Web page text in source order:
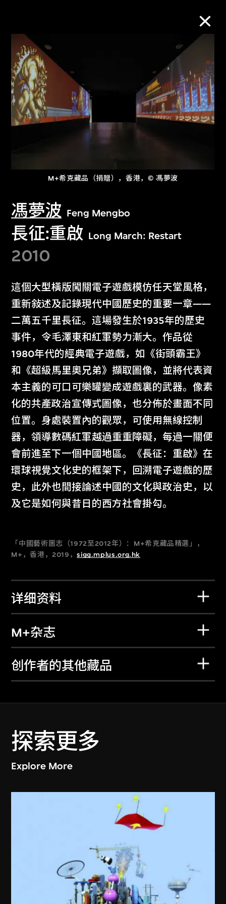
M+希克藏品（捐贈），香港，© 馮夢波
馮夢波 Feng Mengbo
長征:重啟 Long March: Restart
2010
這個大型橫版闖關電子遊戲模仿任天堂風格，
重新敍述及記錄現代中國歷史的重要一章——
二萬五千里長征。這場發生於1935年的歷史
事件，令毛澤東和紅軍勢力漸大。作品從
1980年代的經典電子遊戲，如《街頭霸王》
和《超級馬里奧兄弟》擷取圖像，並將代表資
本主義的可口可樂罐變成遊戲裏的武器。像素
化的共產政治宣傳式圖像，也分佈於畫面不同
位置。身處裝置內的觀眾，可使用無線控制
器，領導數碼紅軍越過重重障礙，每過一關便
會前進至下一個中國地區。《長征：重啟》在
環球視覺文化史的框架下，回溯電子遊戲的歷
史，此外也間接論述中國的文化與政治史，以
及它是如何與昔日的西方社會掛勾。
「中國藝術圖志（1972至2012年）：M+希克藏品精選」，
M+，香港，2019，sigg.mplus.org.hk
详细资料
M+杂志
创作者的其他藏品
探索更多
Explore More
进一步筛选 搜索
文化藏品。